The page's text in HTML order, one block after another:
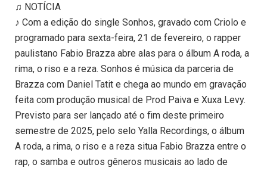
♫ NOTÍCIA
♪ Com a edição do single Sonhos, gravado com Criolo e
programado para sexta-feira, 21 de fevereiro, o rapper
paulistano Fabio Brazza abre alas para o álbum A roda, a
rima, o riso e a reza. Sonhos é música da parceria de
Brazza com Daniel Tatit e chega ao mundo em gravação
feita com produção musical de Prod Paiva e Xuxa Levy.
Previsto para ser lançado até o fim deste primeiro
semestre de 2025, pelo selo Yalla Recordings, o álbum
A roda, a rima, o riso e a reza situa Fabio Brazza entre o
rap, o samba e outros gêneros musicais ao lado de